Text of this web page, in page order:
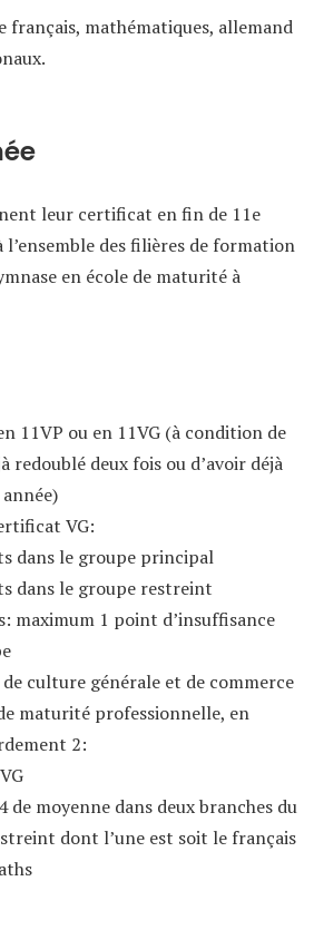
français, mathématiques, allemand
leur certificat en fin de 11e
l’ensemble des filières de formation
en école de maturité à
11VP ou en 11VG (à condition de
redoublé deux fois ou d’avoir déjà
année)
VG:
dans le groupe principal
dans le groupe restreint
maximum 1 point d’insuffisance
de culture générale et de commerce
maturité professionnelle, en
2:
de moyenne dans deux branches du
dont l’une est soit le français